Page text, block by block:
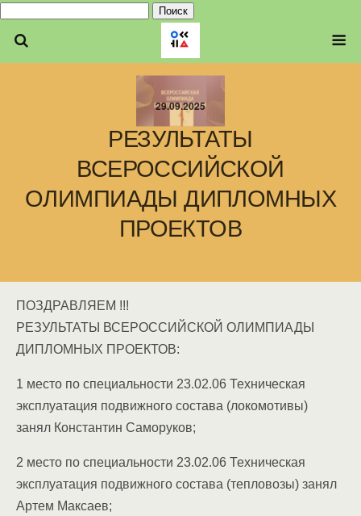
Найти:
29.09.2025
РЕЗУЛЬТАТЫ
ВСЕРОССИЙСКОЙ
ОЛИМПИАДЫ ДИПЛОМНЫХ
ПРОЕКТОВ
ПОЗДРАВЛЯЕМ !!!
РЕЗУЛЬТАТЫ ВСЕРОССИЙСКОЙ ОЛИМПИАДЫ
ДИПЛОМНЫХ ПРОЕКТОВ:
1 место по специальности 23.02.06 Техническая
эксплуатация подвижного состава (локомотивы)
занял Константин Саморуков;
2️ место по специальности 23.02.06 Техническая
эксплуатация подвижного состава (тепловозы) занял
Артем Максаев;